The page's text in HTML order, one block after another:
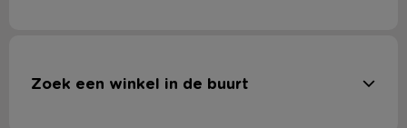
Zoek een winkel in de buurt